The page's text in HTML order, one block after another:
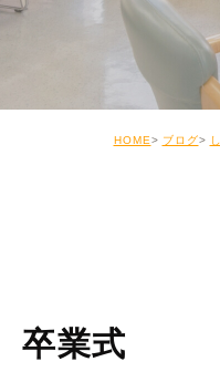
HOME ブログ
業式